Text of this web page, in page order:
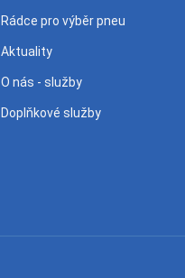
Rádce pro výběr pneu
Aktuality
O nás - služby
Doplňkové služby